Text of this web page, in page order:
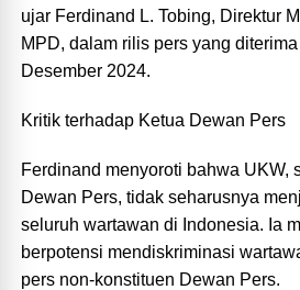
ujar Ferdinand L. Tobing, Direktur
MPD, dalam rilis pers yang
Desember 2024.
Kritik terhadap Ketua Dewan Pers
Ferdinand menyoroti bahwa UKW,
Dewan Pers, tidak seharusnya
seluruh wartawan di Indonesia. Ia
berpotensi mendiskriminasi
pers non-konstituen Dewan Pers.